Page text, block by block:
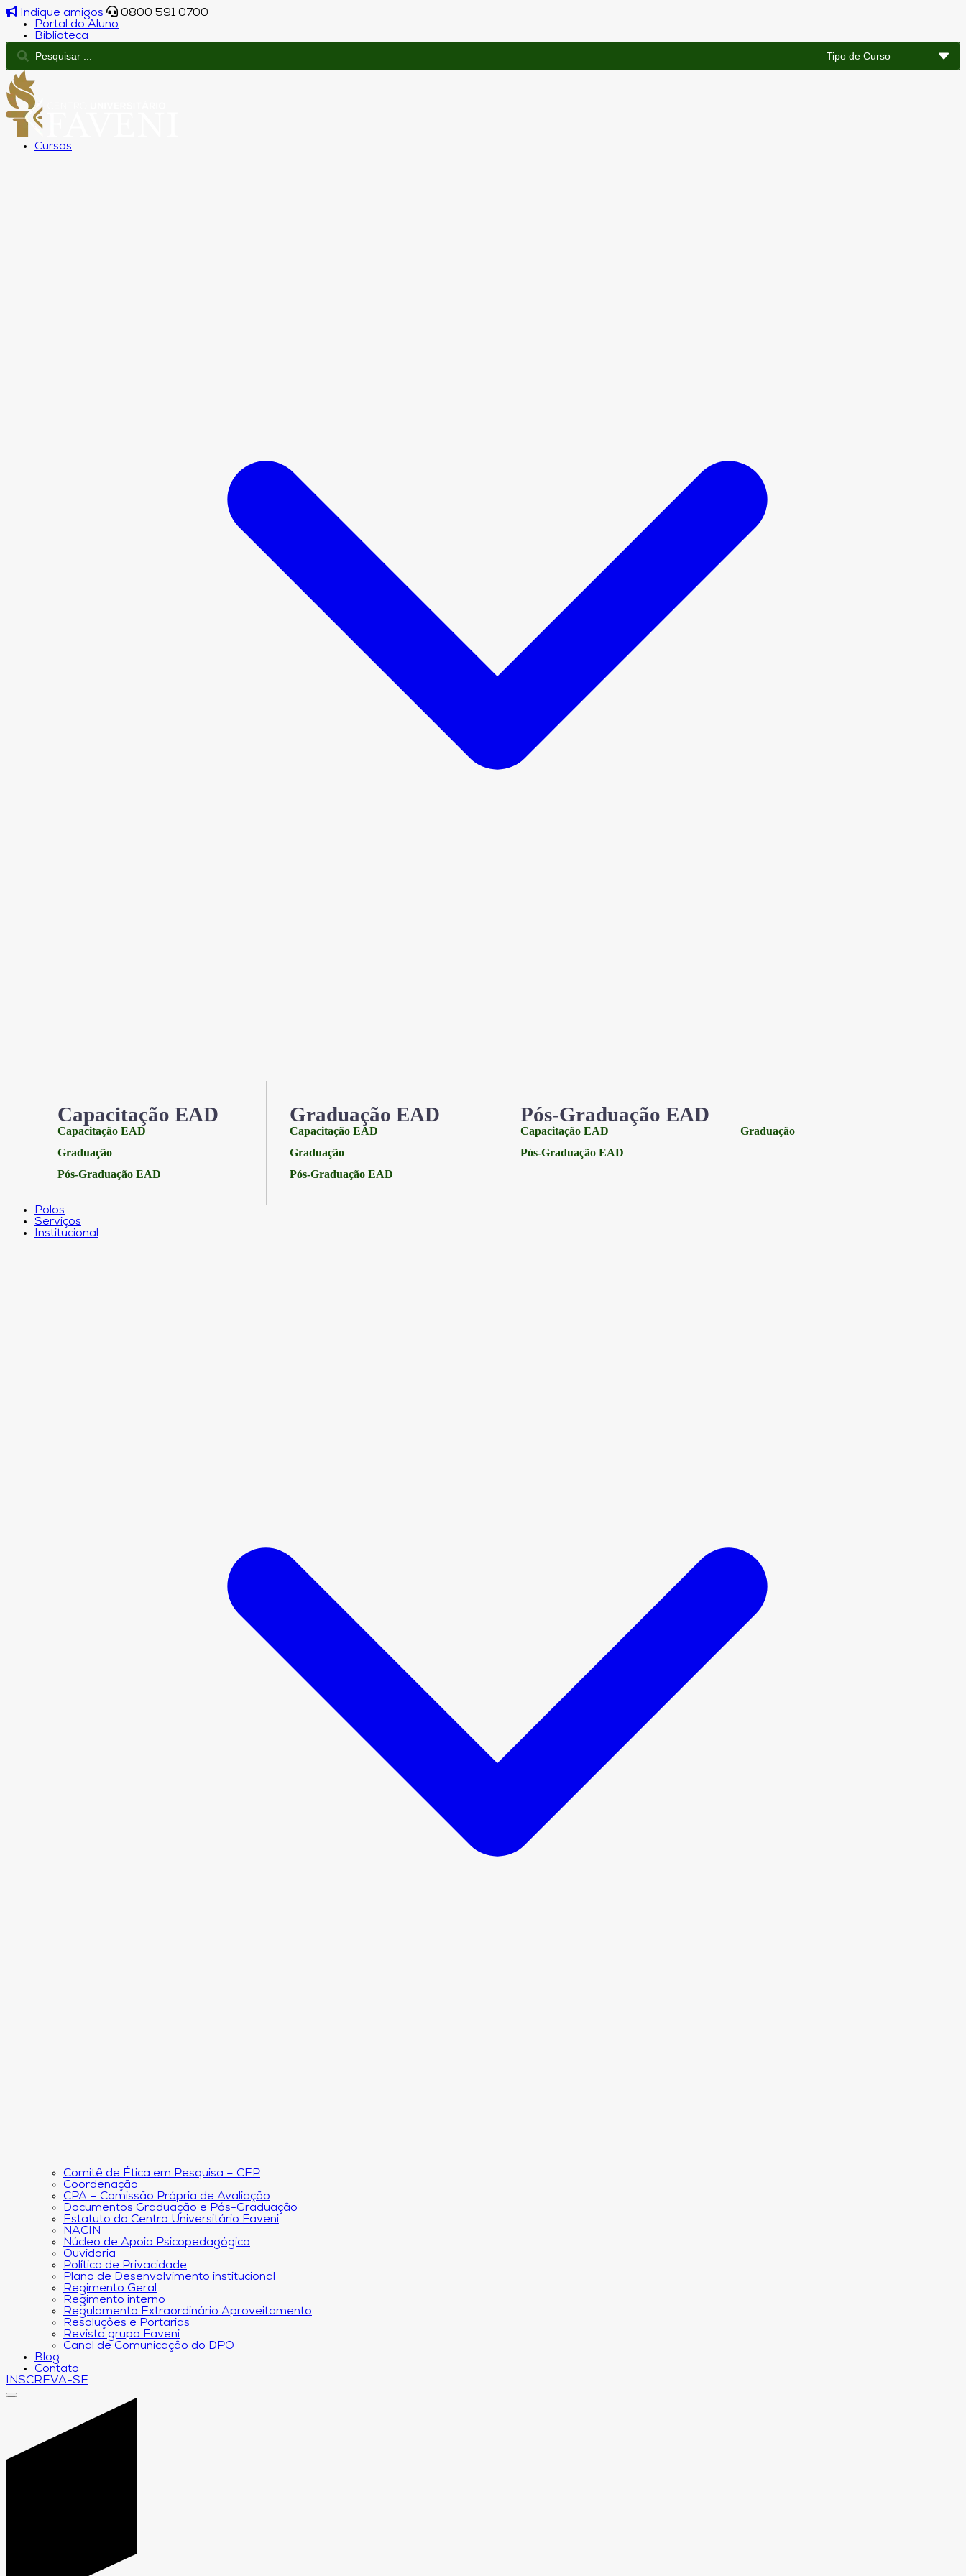
Indique amigos
0800 591 0700
Portal do Aluno
Biblioteca
Cursos
Capacitação EAD
Capacitação EAD
Graduação
Pós-Graduação EAD
Graduação EAD
Capacitação EAD
Graduação
Pós-Graduação EAD
Pós-Graduação EAD
Capacitação EAD
Graduação
Pós-Graduação EAD
Polos
Serviços
Institucional
Comitê de Ética em Pesquisa – CEP
Coordenação
CPA – Comissão Própria de Avaliação
Documentos Graduação e Pós-Graduação
Estatuto do Centro Universitário Faveni
NACIN
Núcleo de Apoio Psicopedagógico
Ouvidoria
Política de Privacidade
Plano de Desenvolvimento institucional
Regimento Geral
Regimento interno
Regulamento Extraordinário Aproveitamento
Resoluções e Portarias
Revista grupo Faveni
Canal de Comunicação do DPO
Blog
Contato
INSCREVA-SE